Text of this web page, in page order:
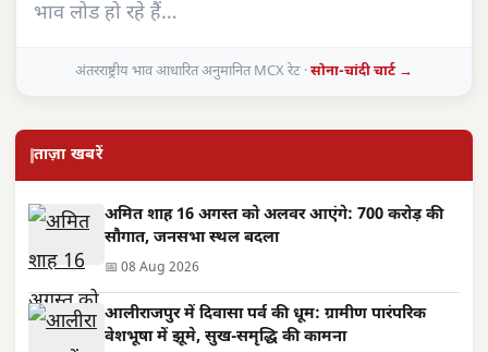
भाव लोड हो रहे हैं…
अंतरराष्ट्रीय भाव आधारित अनुमानित MCX रेट ·सोना-चांदी चार्ट →
ताज़ा खबरें
अमित शाह 16 अगस्त को अलवर आएंगे: 700 करोड़ की
सौगात, जनसभा स्थल बदला
📅 08 Aug 2026
आलीराजपुर में दिवासा पर्व की धूम: ग्रामीण पारंपरिक
वेशभूषा में झूमे, सुख-समृद्धि की कामना